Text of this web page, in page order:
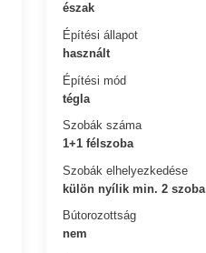
észak
Építési állapot
használt
Építési mód
tégla
Szobák száma
1+1 félszoba
Szobák elhelyezkedése
külön nyílik min. 2 szoba
Bútorozottság
nem